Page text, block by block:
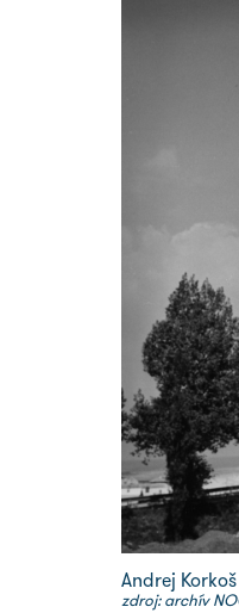
Andrej Korkoš
zdroj: archív